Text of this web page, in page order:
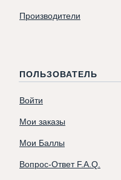
Производители
ПОЛЬЗОВАТЕЛЬ
Войти
Мои заказы
Мои Баллы
Вопрос-Ответ F.A.Q.